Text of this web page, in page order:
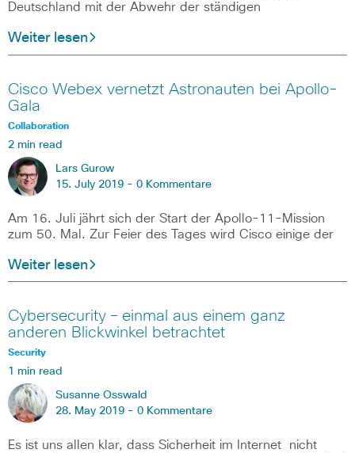
Deutschland mit der Abwehr der ständigen
Weiter lesen
Cisco Webex vernetzt Astronauten bei Apollo-
Gala
Collaboration
2 min read
Lars Gurow
15. July 2019 - 0 Kommentare
Am 16. Juli jährt sich der Start der Apollo-11-Mission
zum 50. Mal. Zur Feier des Tages wird Cisco einige der
Weiter lesen
Cybersecurity – einmal aus einem ganz
anderen Blickwinkel betrachtet
Security
1 min read
Susanne Osswald
28. May 2019 - 0 Kommentare
Es ist uns allen klar, dass Sicherheit im Internet nicht